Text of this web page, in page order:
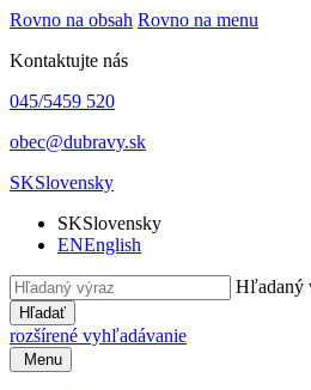
Rovno na obsah Rovno na menu
Kontaktujte nás
045/5459 520
obec@dubravy.sk
SKSlovensky
SKSlovensky
ENEnglish
Hľadaný
Hľadať
rozšírené vyhľadávanie
Menu